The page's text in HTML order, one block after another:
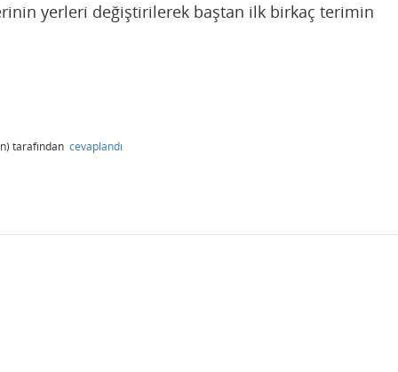
yerleri değiştirilerek baştan ilk birkaç terimin
tarafından cevaplandı